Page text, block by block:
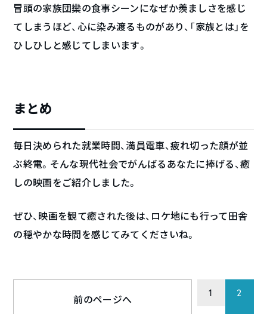
冒頭の家族団欒の食事シーンになぜか羨ましさを感じ
てしまうほど、心に染み渡るものがあり、「家族とは」を
ひしひしと感じてしまいます。
まとめ
毎日決められた就業時間、満員電車、疲れ切った顔が並
ぶ終電。そんな現代社会でがんばるあなたに捧げる、癒
しの映画をご紹介しました。
ぜひ、映画を観て癒された後は、ロケ地にも行って田舎
の穏やかな時間を感じてみてくださいね。
前のページへ
1 2